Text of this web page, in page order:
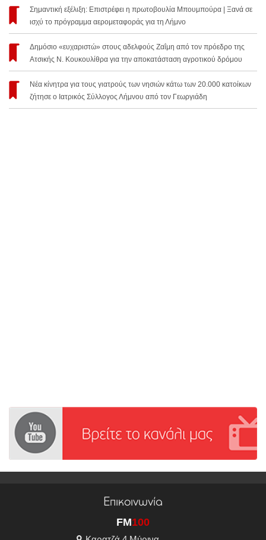
Σημαντική εξέλιξη: Επιστρέφει η πρωτοβουλία Μπουμπούρα | Ξανά σε
ισχύ το πρόγραμμα αερομεταφοράς για τη Λήμνο
Δημόσιο «ευχαριστώ» στους αδελφούς Ζαΐμη από τον πρόεδρο της
Ατσικής Ν. Κουκουλίθρα για την αποκατάσταση αγροτικού δρόμου
Νέα κίνητρα για τους γιατρούς των νησιών κάτω των 20.000 κατοίκων
ζήτησε ο Ιατρικός Σύλλογος Λήμνου από τον Γεωργιάδη
Επικοινωνία
FM100